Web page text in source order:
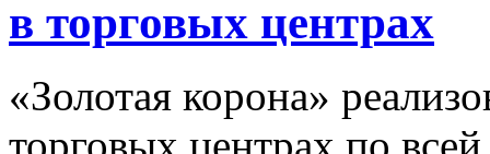
в торговых центрах
«Золотая корона»